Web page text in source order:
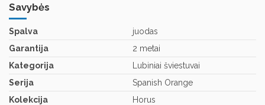
Savybės
Spalva
juodas
Garantija
2 metai
Kategorija
Lubiniai šviestuvai
Serija
Spanish Orange
Kolekcija
Horus